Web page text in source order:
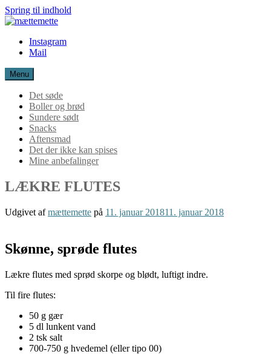
Spring til indhold
mættemetteInstagram
Mail
Menu
Det søde
Boller og brød
Sundere sødt
Snacks
Aftensmad
Det der ikke kan spises
Mine anbefalinger
LÆKRE FLUTES
Udgivet afmættemette på 11. januar 201811. januar 2018
Skønne, sprøde flutes
Lækre flutes med sprød skorpe og blødt, luftigt indre.
Til fire flutes:
50 g gær
5 dl lunkent vand
2 tsk salt
700-750 g hvedemel (eller tipo 00)